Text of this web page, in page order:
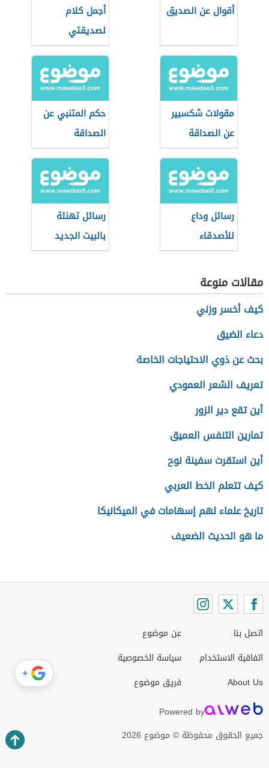
أقوال عن الصديق
أجمل كلام
لصديقتي
مقولات شكسبير
عن الصداقة
حكم المتنبي عن
الصداقة
رسائل وداع
للأصدقاء
رسائل تهنئة
بالبيت الجديد
للأصدقاء
مقالات منوعة
كيف أخسر وزني
دعاء الضيق
بحث عن ذوي الاحتياجات الخاصة
تعريف الشعر العمودي
أين تقع دير الزور
تمارين التنفس العميق
أين استقرت سفينة نوح
كيف تتعلم الخط العربي
تاريخ علماء لهم إسهامات في الميكانيكا
ما هو الحديث الضعيف
اتصل بنا
اتفاقية الاستخدام
About Us
عن موضوع
سياسة الخصوصية
فريق موضوع
Powered by
جميع الحقوق محفوظة © موضوع 2026
+